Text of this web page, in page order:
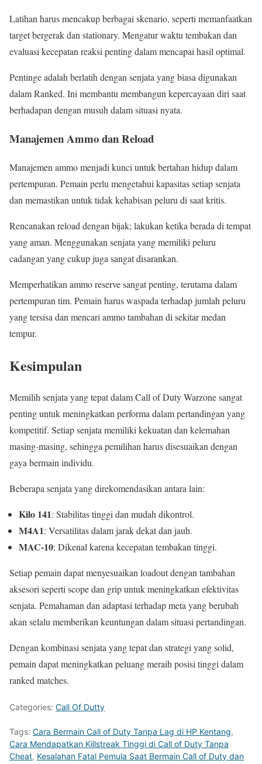
Latihan harus mencakup berbagai skenario, seperti memanfaatkan
target bergerak dan stationary. Mengatur waktu tembakan dan
evaluasi kecepatan reaksi penting dalam mencapai hasil optimal.
Pentinge adalah berlatih dengan senjata yang biasa digunakan
dalam Ranked. Ini membantu membangun kepercayaan diri saat
berhadapan dengan musuh dalam situasi nyata.
Manajemen Ammo dan Reload
Manajemen ammo menjadi kunci untuk bertahan hidup dalam
pertempuran. Pemain perlu mengetahui kapasitas setiap senjata
dan memastikan untuk tidak kehabisan peluru di saat kritis.
Rencanakan reload dengan bijak; lakukan ketika berada di tempat
yang aman. Menggunakan senjata yang memiliki peluru
cadangan yang cukup juga sangat disarankan.
Memperhatikan ammo reserve sangat penting, terutama dalam
pertempuran tim. Pemain harus waspada terhadap jumlah peluru
yang tersisa dan mencari ammo tambahan di sekitar medan
tempur.
Kesimpulan
Memilih senjata yang tepat dalam Call of Duty Warzone sangat
penting untuk meningkatkan performa dalam pertandingan yang
kompetitif. Setiap senjata memiliki kekuatan dan kelemahan
masing-masing, sehingga pemilihan harus disesuaikan dengan
gaya bermain individu.
Beberapa senjata yang direkomendasikan antara lain:
Kilo 141: Stabilitas tinggi dan mudah dikontrol.
M4A1: Versatilitas dalam jarak dekat dan jauh.
MAC-10: Dikenal karena kecepatan tembakan tinggi.
Setiap pemain dapat menyesuaikan loadout dengan tambahan
aksesori seperti scope dan grip untuk meningkatkan efektivitas
senjata. Pemahaman dan adaptasi terhadap meta yang berubah
akan selalu memberikan keuntungan dalam situasi pertandingan.
Dengan kombinasi senjata yang tepat dan strategi yang solid,
pemain dapat meningkatkan peluang meraih posisi tinggi dalam
ranked matches.
Categories: Call Of Dutty
Tags: Cara Bermain Call of Duty Tanpa Lag di HP Kentang,
Cara Mendapatkan Killstreak Tinggi di Call of Duty Tanpa
Cheat, Kesalahan Fatal Pemula Saat Bermain Call of Duty dan